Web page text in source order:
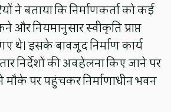
ने बताया कि निर्माणकर्ता को कई
और नियमानुसार स्वीकृति प्राप्त
थे। इसके बावजूद निर्माण कार्य
निर्देशों की अवहेलना किए जाने पर
मौके पर पहुंचकर निर्माणाधीन भवन